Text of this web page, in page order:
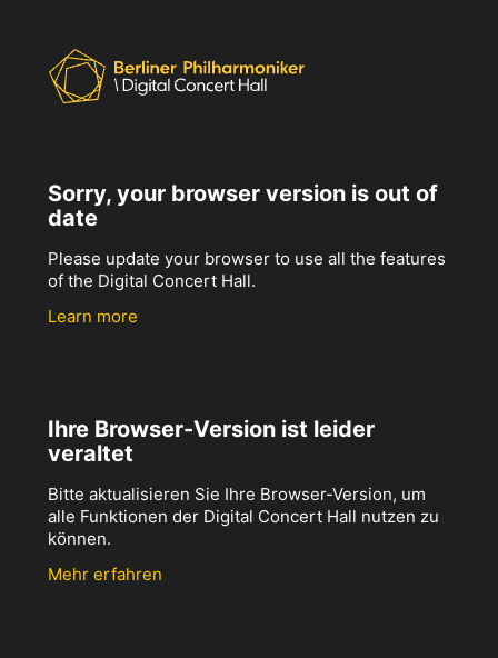
Sorry, your browser version is out of
date
Please update your browser to use all the features
of the Digital Concert Hall.
Learn more
Ihre Browser-Version ist leider
veraltet
Bitte aktualisieren Sie Ihre Browser-Version, um
alle Funktionen der Digital Concert Hall nutzen zu
können.
Mehr erfahren